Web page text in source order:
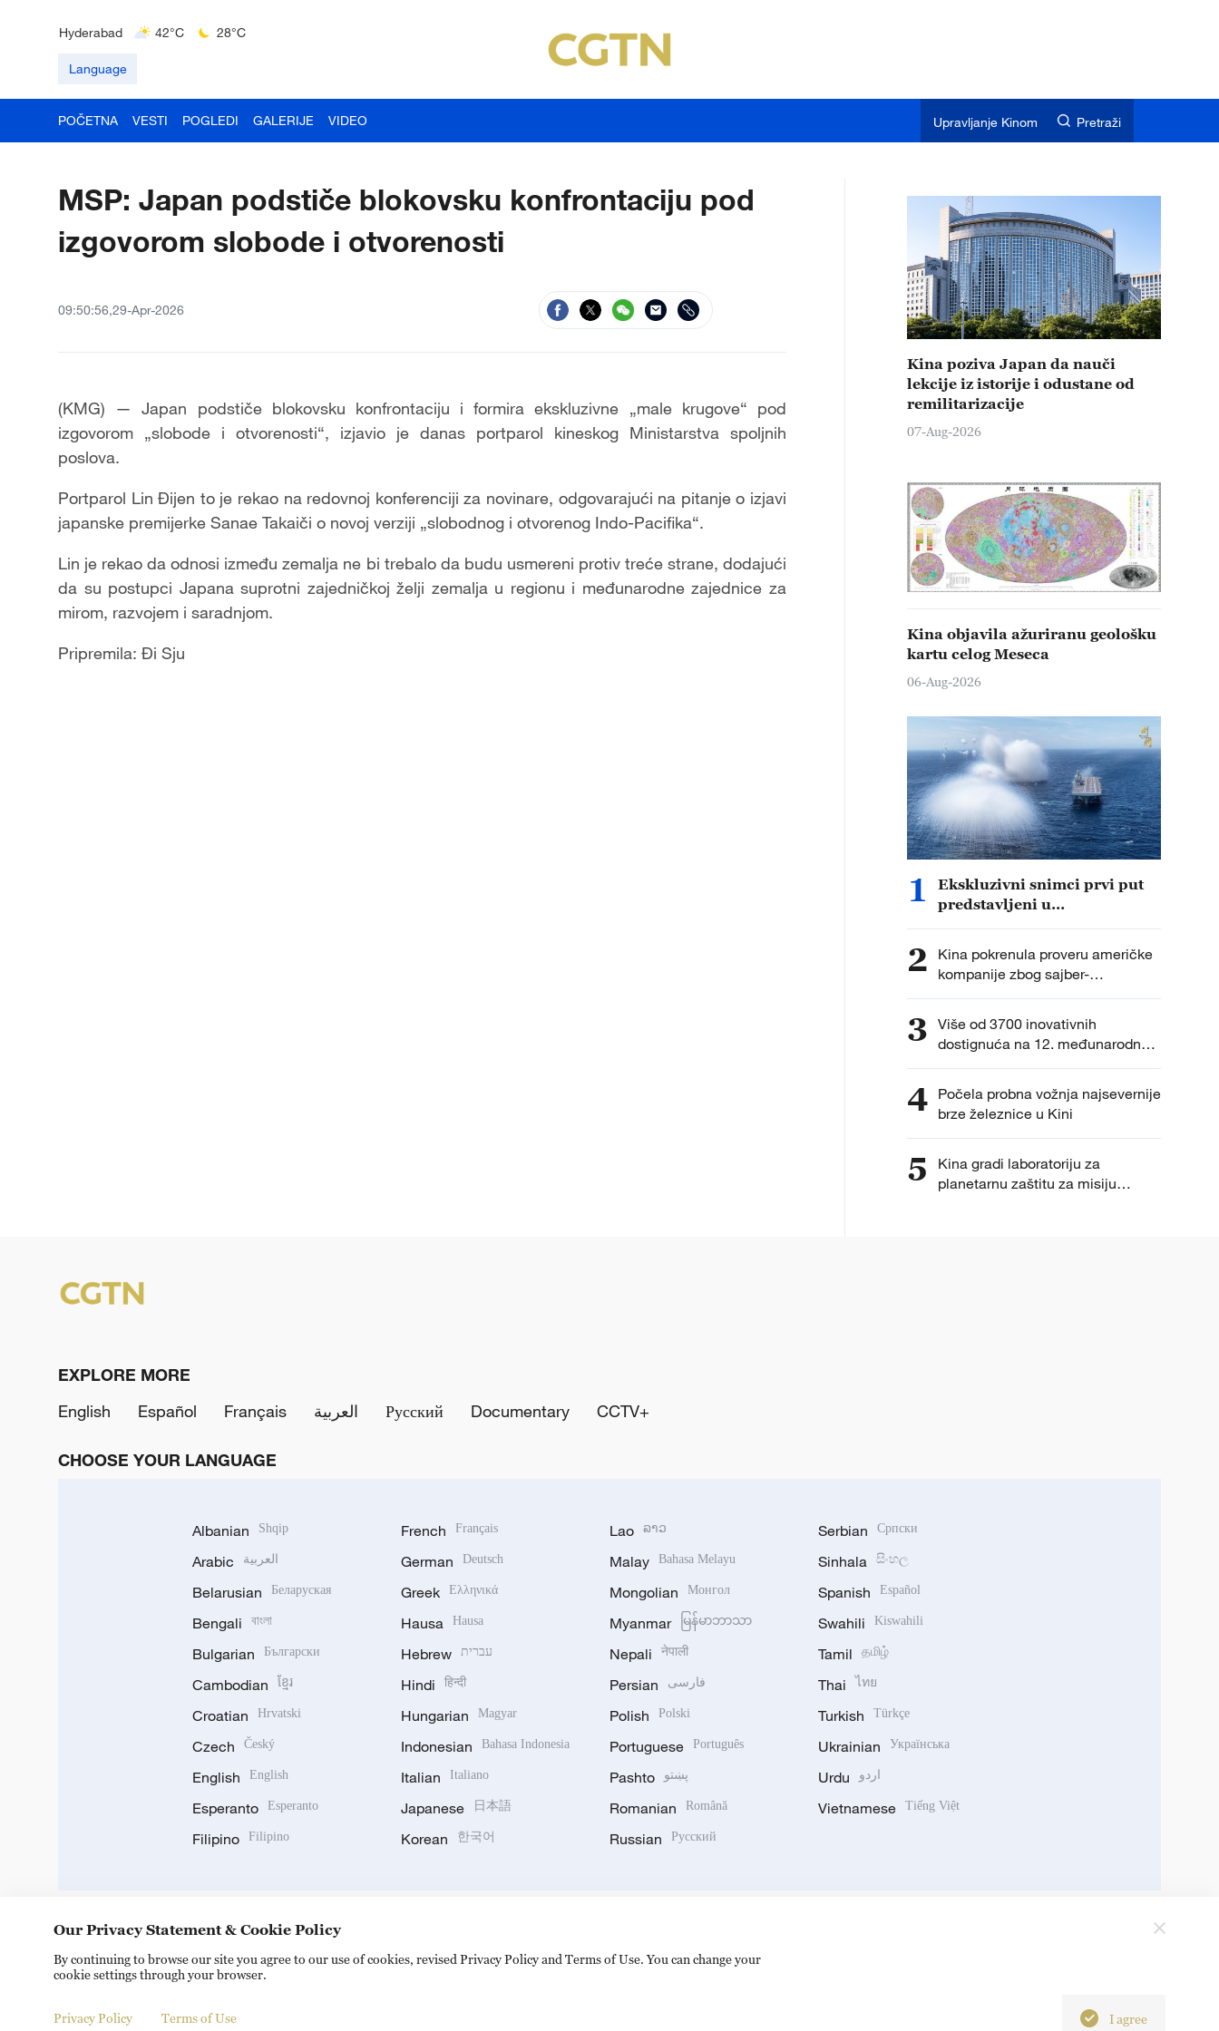
Hyderabad
42°C
28°C
Language
POČETNA VESTI POGLEDI GALERIJE VIDEO Upravljanje Kinom Pretraži
MSP: Japan podstiče blokovsku konfrontaciju pod
izgovorom slobode i otvorenosti
09:50:56,29-Apr-2026
(KMG) — Japan podstiče blokovsku konfrontaciju i formira ekskluzivne „male krugove“ pod
izgovorom „slobode i otvorenosti“, izjavio je danas portparol kineskog Ministarstva spoljnih
poslova.
Portparol Lin Đijen to je rekao na redovnoj konferenciji za novinare, odgovarajući na pitanje o izjavi
japanske premijerke Sanae Takaiči o novoj verziji „slobodnog i otvorenog Indo-Pacifika“.
Lin je rekao da odnosi između zemalja ne bi trebalo da budu usmereni protiv treće strane, dodajući
da su postupci Japana suprotni zajedničkoj želji zemalja u regionu i međunarodne zajednice za
mirom, razvojem i saradnjom.
Pripremila: Đi Sju
Kina poziva Japan da nauči
lekcije iz istorije i odustane od
remilitarizacije
07-Aug-2026
Kina objavila ažuriranu geološku
kartu celog Meseca
06-Aug-2026
1
Ekskluzivni snimci prvi put
predstavljeni u
2
Kina pokrenula proveru američke
kompanije zbog sajber-
bezbednosti
3 Više od 3700 inovativnih
dostignuća na 12. međunarodnoj
izložbi izuma
4 Počela probna vožnja najsevernije
brze železnice u Kini
5
Kina gradi laboratoriju za
planetarnu zaštitu za misiju
EXPLORE MORE
English
Español Français العربية Русский Documentary CCTV+
CHOOSE YOUR LANGUAGE
Albanian Shqip
Arabic العربية
Belarusian Беларуская
Bengali বাংলা
Bulgarian Български
Cambodian ខ្មែរ
Croatian Hrvatski
Czech Český
English English
Esperanto Esperanto
Filipino Filipino
French Français
German Deutsch
Greek Ελληνικά
Hausa Hausa
Hebrew עברית
Hindi हिन्दी
Hungarian Magyar
Indonesian Bahasa Indonesia
Italian Italiano
Japanese 日本語
Korean 한국어
Lao ລາວ
Malay Bahasa Melayu
Mongolian Монгол
Myanmar မြန်မာဘာသာ
Nepali नेपाली
Persian فارسی
Polish Polski
Portuguese Português
Pashto پښتو
Romanian Română
Russian Русский
Serbian Српски
Sinhala සිංහල
Spanish Español
Swahili Kiswahili
Tamil தமிழ்
Thai ไทย
Turkish Türkçe
Ukrainian Українська
Urdu اردو
Vietnamese Tiếng Việt
DOWNLOAD OUR APP
Our Privacy Statement & Cookie Policy
By continuing to browse our site you agree to our use of cookies, revised Privacy Policy and Terms of Use. You can change your
cookie settings through your browser.
Privacy Policy Terms of Use I agree